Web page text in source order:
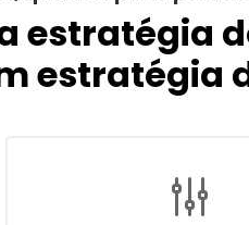
estratégia
estratégia
g